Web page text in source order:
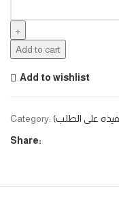
Add to cart
Add to wishlist
Category: على الطلب)
Share: